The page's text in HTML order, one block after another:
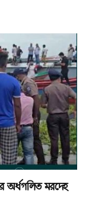
অর্ধগলিত মরদেহ